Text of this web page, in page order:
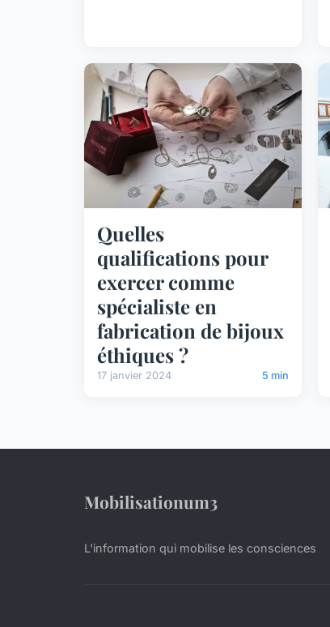
Quelles
qualifications pour
exercer comme
spécialiste en
fabrication de bijoux
éthiques ?
17 janvier 2024 5 min
Mobilisationum3
L'information qui mobilise les consciences